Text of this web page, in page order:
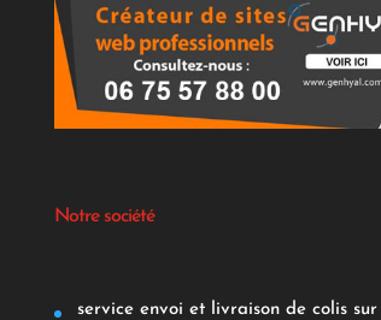
Notre société
service envoi et livraison de colis